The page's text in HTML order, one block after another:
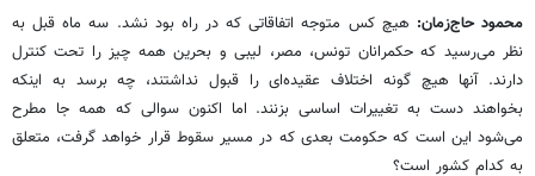
محمود حاج‌زمان: هیچ کس متوجه اتفاقاتی که در راه بود نشد. سه ماه قبل به
نظر می‌رسید که حکمرانان تونس، مصر، لیبی و بحرین همه چیز را تحت کنترل
دارند. آنها هیچ گونه اختلاف عقیده‌ای را قبول نداشتند، چه برسد به اینکه
بخواهند دست به تغییرات اساسی بزنند. اما اکنون سوالی که همه جا مطرح
می‌شود این است که حکومت بعدی که در مسیر سقوط قرار خواهد گرفت، متعلق
به کدام کشور است؟